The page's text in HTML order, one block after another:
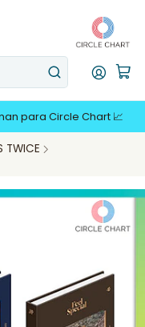
para Circle Chart 📈
TWICE